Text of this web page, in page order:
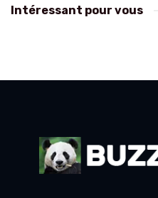
Intéressant pour vous